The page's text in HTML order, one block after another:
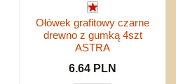
Ołówek grafitowy czarne
drewno z gumką 4szt
ASTRA
6.64 PLN